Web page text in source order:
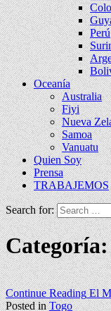
Perú
Oceanía
Australia
Fiyi
Nueva
Samoa
Vanuatu
Quien Soy
Prensa
TRABAJEMOS
Search for:
Continue ReadingEl
Posted inTogo